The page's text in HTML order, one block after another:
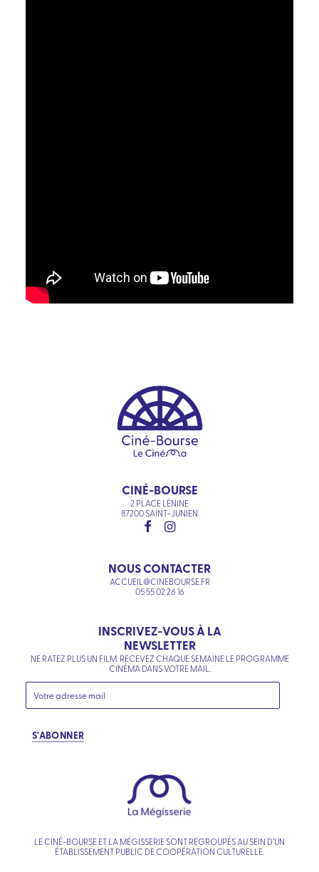
CINÉ-BOURSE
2 PLACE LÉNINE
87200 SAINT-JUNIEN
NOUS CONTACTER
ACCUEIL@CINEBOURSE.FR
05 55 02 26 16
INSCRIVEZ-VOUS À LA
NEWSLETTER
NE RATEZ PLUS UN FILM. RECEVEZ CHAQUE SEMAINE LE PROGRAMME
CINÉMA DANS VOTRE MAIL.
S'ABONNER
LE CINÉ-BOURSE ET LA MÉGISSERIE SONT REGROUPÉS AU SEIN D’UN
ÉTABLISSEMENT PUBLIC DE COOPÉRATION CULTURELLE.